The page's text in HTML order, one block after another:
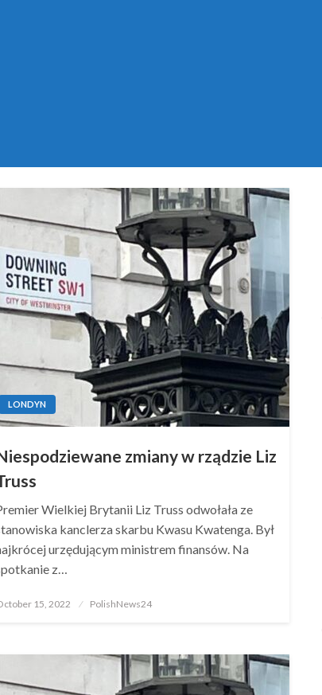
LONDYN
zmiany w rządzie Liz
Wielkiej Brytanii Liz Truss odwołała ze
kanclerza skarbu Kwasu Kwatenga. Był
urzędującym ministrem finansów. Na
z…
Posted
15, 2022 PolishNews24